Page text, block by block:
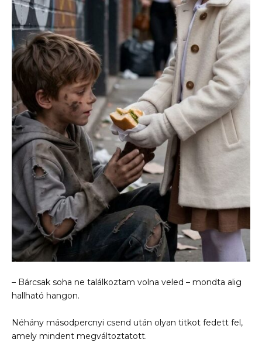
– Bárcsak soha ne találkoztam volna veled – mondta alig
hallható hangon.
Néhány másodpercnyi csend után olyan titkot fedett fel,
amely mindent megváltoztatott.